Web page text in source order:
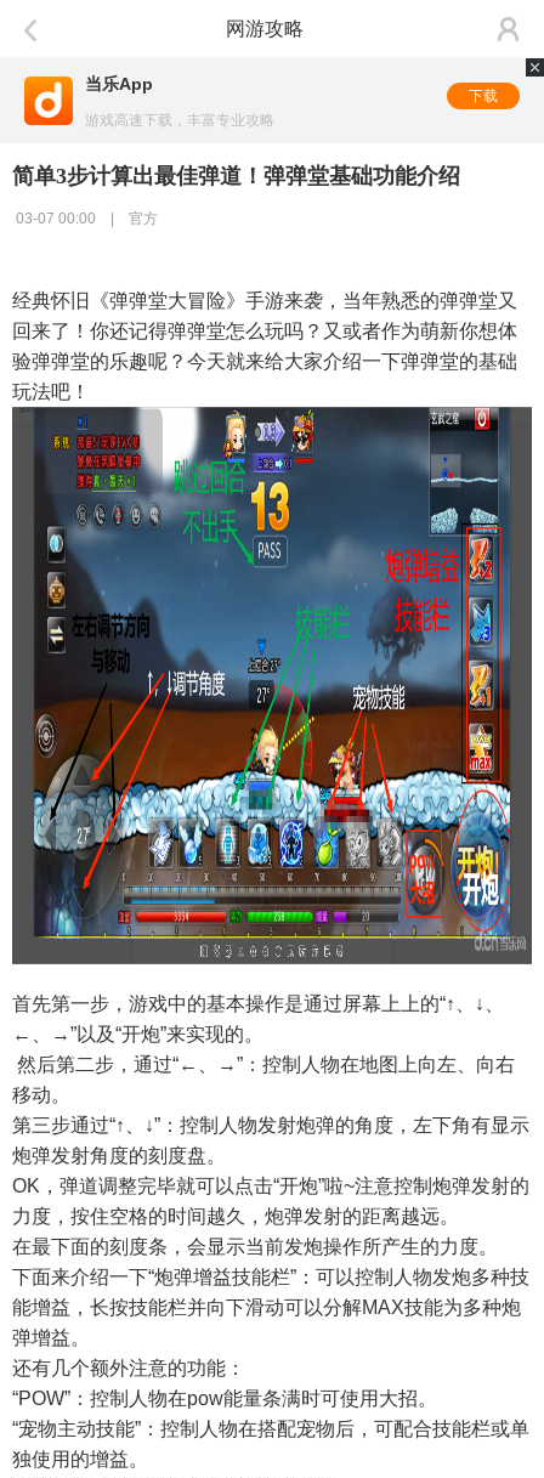
网游攻略
当乐App
游戏高速下载，丰富专业攻略
下载
简单3步计算出最佳弹道！弹弹堂基础功能介绍
03-07 00:00 | 官方
经典怀旧《弹弹堂大冒险》手游来袭，当年熟悉的弹弹堂又
回来了！你还记得弹弹堂怎么玩吗？又或者作为萌新你想体
验弹弹堂的乐趣呢？今天就来给大家介绍一下弹弹堂的基础
玩法吧！
首先第一步，游戏中的基本操作是通过屏幕上上的“↑ ↓
←
→”以及“开炮”来实现的。
然后第二步，通过“← →” ：控制人物在地图上向左、向右
移动。
第三步通过“↑ ↓” ：控制人物发射炮弹的角度，左下角有显示
炮弹发射角度的刻度盘。
OK ，弹道调整完毕就可以点击“开炮”啦~注意控制炮弹发射的
力度，按住空格的时间越久，炮弹发射的距离越远。
在最下面的刻度条，会显示当前发炮操作所产生的力度。
下面来介绍一下“炮弹增益技能栏” ：可以控制人物发炮多种技
能增益，长按技能栏并向下滑动可以分解MAX技能为多种炮
弹增益。
还有几个额外注意的功能：
“POW” ：控制人物在pow能量条满时可使用大招。
“宠物主动技能” ：控制人物在搭配宠物后，可配合技能栏或单
独使用的增益。